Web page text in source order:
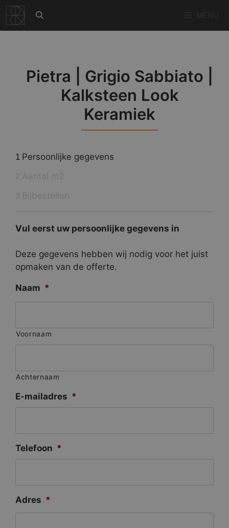
naar
de
Pietra | Grigio Sabbiato |
Kalksteen Look
Keramiek
1 Persoonlijke gegevens
Vul eerst uw persoonlijke gegevens in
Deze gegevens hebben wij nodig voor het juist
opmaken van de offerte.
Naam *
Voornaam
Achternaam
E-mailadres *
Telefoon *
Adres *